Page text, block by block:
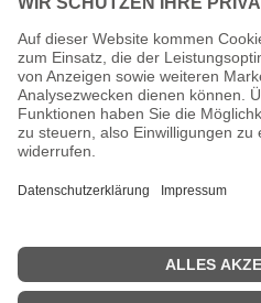
Gravur –
©2026 Munich Jewels® -